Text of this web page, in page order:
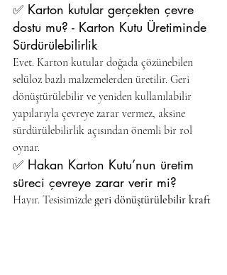
✅ Karton kutular gerçekten çevre
dostu mu? - Karton Kutu Üretiminde
Sürdürülebilirlik
Evet. Karton kutular doğada çözünebilen
selüloz bazlı malzemelerden üretilir. Geri
dönüştürülebilir ve yeniden kullanılabilir
yapılarıyla çevreye zarar vermez, aksine
sürdürülebilirlik açısından önemli bir rol
oynar.
✅ Hakan Karton Kutu’nun üretim
süreci çevreye zarar verir mi?
Hayır. Tesisimizde geri dönüştürülebilir kraft